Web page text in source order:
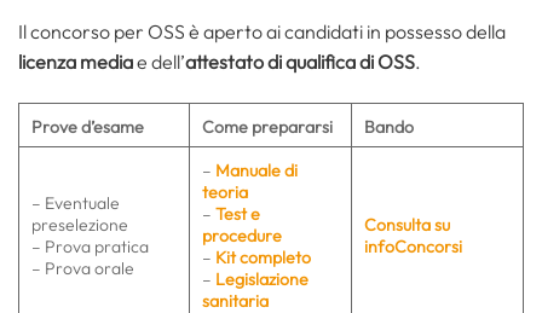
Il concorso per OSS è aperto ai candidati in possesso della
licenza mediae dell’attestato di qualifica di OSS.
Prove d’esame Come prepararsi Bando
– Eventuale
preselezione
– Prova pratica
– Prova orale
– Manuale di
teoria
– Test e
procedure
– Kit completo
– Legislazione
sanitaria
Consulta su
infoConcorsi